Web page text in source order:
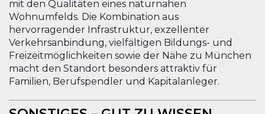
mit den Qualitäten eines naturnahen
Wohnumfelds. Die Kombination aus
hervorragender Infrastruktur, exzellenter
Verkehrsanbindung, vielfältigen Bildungs- und
Freizeitmöglichkeiten sowie der Nähe zu München
macht den Standort besonders attraktiv für
Familien, Berufspendler und Kapitalanleger.